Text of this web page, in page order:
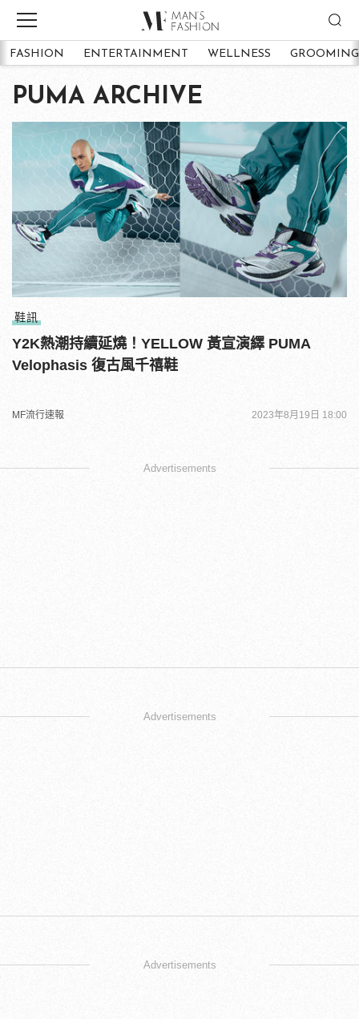
FASHION ENTERTAINMENT WELLNESS GROOMING
PUMA ARCHIVE
鞋訊
Y2K熱潮持續延燒！YELLOW 黃宣演繹 PUMA
Velophasis 復古風千禧鞋
MF流行速報 2023年8月19日 18:00
Advertisements
Advertisements
Advertisements